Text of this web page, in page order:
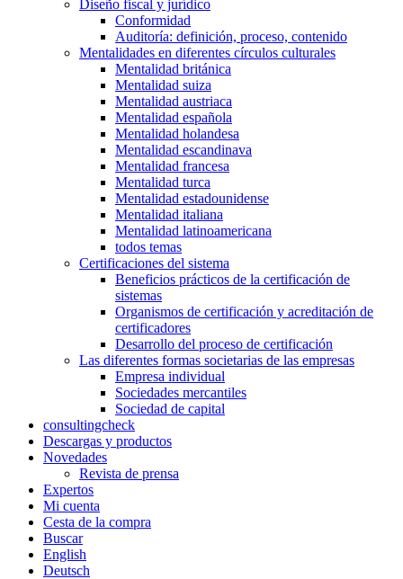
Diseño fiscal y jurídico
Conformidad
Auditoría: definición, proceso, contenido
Mentalidades en diferentes círculos culturales
Mentalidad británica
Mentalidad suiza
Mentalidad austriaca
Mentalidad española
Mentalidad holandesa
Mentalidad escandinava
Mentalidad francesa
Mentalidad turca
Mentalidad estadounidense
Mentalidad italiana
Mentalidad latinoamericana
todos temas
Certificaciones del sistema
Beneficios prácticos de la certificación de
sistemas
Organismos de certificación y acreditación de
certificadores
Desarrollo del proceso de certificación
Las diferentes formas societarias de las empresas
Empresa individual
Sociedades mercantiles
Sociedad de capital
consultingcheck
Descargas y productos
Novedades
Revista de prensa
Expertos
Mi cuenta
Cesta de la compra
Buscar
English
Deutsch